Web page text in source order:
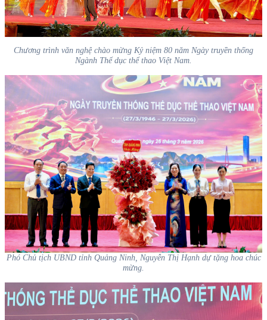
Chương trình văn nghệ chào mừng Kỷ niệm 80 năm Ngày truyền thống
Ngành Thể dục thể thao Việt Nam.
Phó Chủ tịch UBND tỉnh Quảng Ninh, Nguyễn Thị Hạnh dự tặng hoa chúc
mừng.